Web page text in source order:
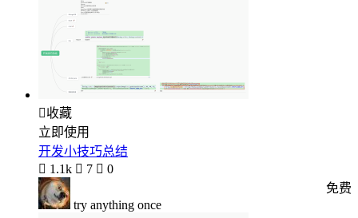
收藏
立即使用
开发小技巧总结
 1.1k  7  0
try anything once
免费